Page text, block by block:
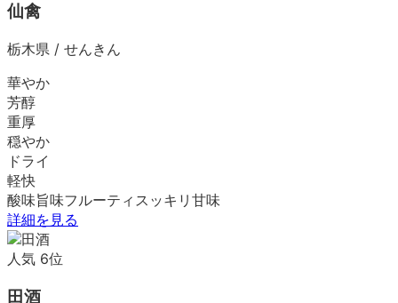
仙禽
栃木県 / せんきん
華やか
芳醇
重厚
穏やか
ドライ
軽快
酸味旨味フルーティ スッキリ 甘味
詳細を見る
人気 6位
田酒